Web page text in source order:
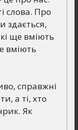
слова. Про
здається,
ще вміють
вміють
справжні
а ті, хто
Як